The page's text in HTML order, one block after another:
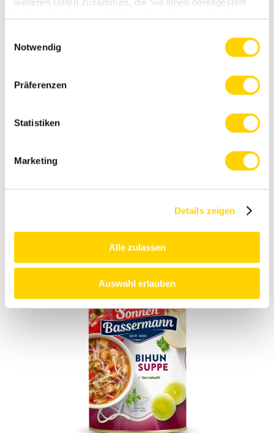
Notwendig
Präferenzen
Statistiken
Marketing
Details zeigen
Alle zulassen
Auswahl erlauben
Verbraucherservicewenden.
Mehr
Tafelfertige
Suppen